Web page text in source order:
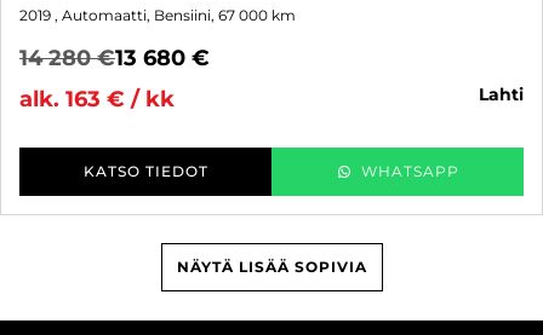
2019 , Automaatti, Bensiini, 67 000 km
14 280 €13 680 €
alk. 163 € / kk
lahti
KATSO TIEDOT WHATSAPP
NÄYTÄ LISÄÄ SOPIVIA